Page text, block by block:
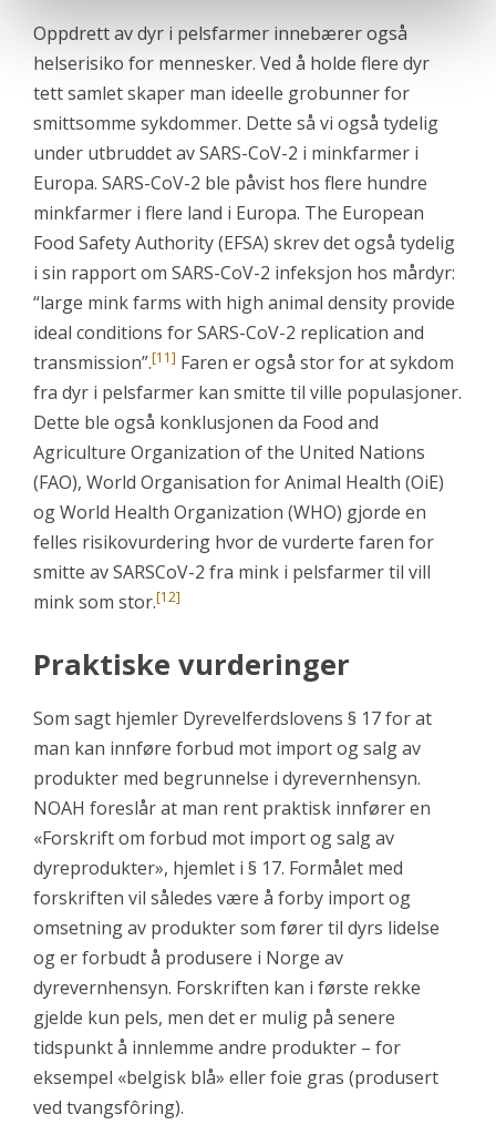
Oppdrett av dyr i pelsfarmer innebærer også
helserisiko for mennesker. Ved å holde flere dyr
tett samlet skaper man ideelle grobunner for
smittsomme sykdommer. Dette så vi også tydelig
under utbruddet av SARS-CoV-2 i minkfarmer i
Europa. SARS-CoV-2 ble påvist hos flere hundre
minkfarmer i flere land i Europa. The European
Food Safety Authority (EFSA) skrev det også tydelig
i sin rapport om SARS-CoV-2 infeksjon hos mårdyr:
“large mink farms with high animal density provide
ideal conditions for SARS-CoV-2 replication and
transmission”.[11] Faren er også stor for at sykdom
fra dyr i pelsfarmer kan smitte til ville populasjoner.
Dette ble også konklusjonen da Food and
Agriculture Organization of the United Nations
(FAO), World Organisation for Animal Health (OiE)
og World Health Organization (WHO) gjorde en
felles risikovurdering hvor de vurderte faren for
smitte av SARSCoV-2 fra mink i pelsfarmer til vill
mink som stor.[12]
Praktiske vurderinger
Som sagt hjemler Dyrevelferdslovens § 17 for at
man kan innføre forbud mot import og salg av
produkter med begrunnelse i dyrevernhensyn.
NOAH foreslår at man rent praktisk innfører en
«Forskrift om forbud mot import og salg av
dyreprodukter», hjemlet i § 17. Formålet med
forskriften vil således være å forby import og
omsetning av produkter som fører til dyrs lidelse
og er forbudt å produsere i Norge av
dyrevernhensyn. Forskriften kan i første rekke
gjelde kun pels, men det er mulig på senere
tidspunkt å innlemme andre produkter – for
eksempel «belgisk blå» eller foie gras (produsert
ved tvangsfôring).